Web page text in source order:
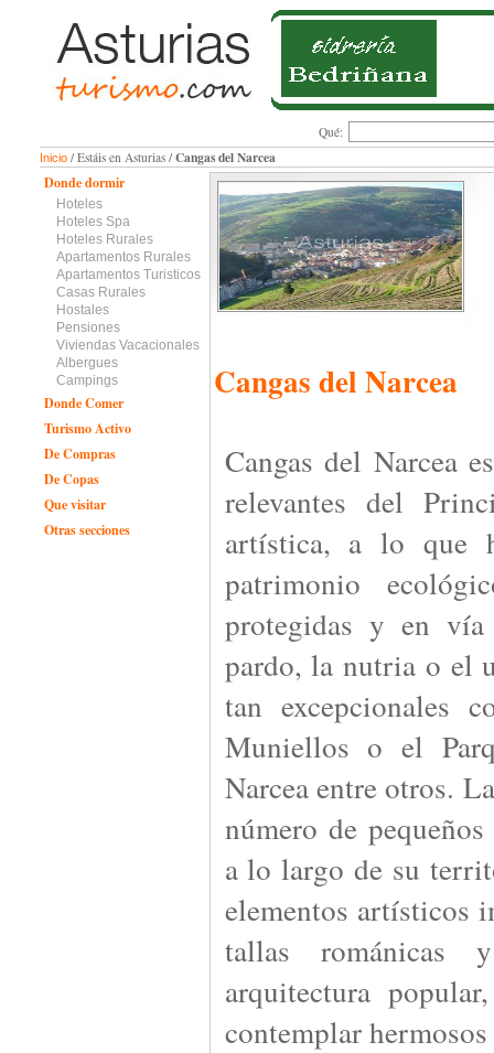
Qué:
Inicio/ Estáis en Asturias / Cangas del Narcea
Donde dormir
Hoteles
Hoteles Spa
Hoteles Rurales
Apartamentos Rurales
Apartamentos Turisticos
Casas Rurales
Hostales
Pensiones
Viviendas Vacacionales
Albergues
Campings
Donde Comer
Turismo Activo
De Compras
De Copas
Que visitar
Otras secciones
Cangas del Narcea
Cangas del Narcea
relevantes del
artística, a lo que
patrimonio
protegidas y en
pardo, la nutria o el
tan excepcionales
Muniellos o el
Narcea entre otros.
número de
a lo largo de su
elementos artísticos
tallas románicas
arquitectura
contemplar